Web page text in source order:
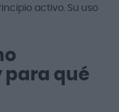
activo. Su uso
para qué